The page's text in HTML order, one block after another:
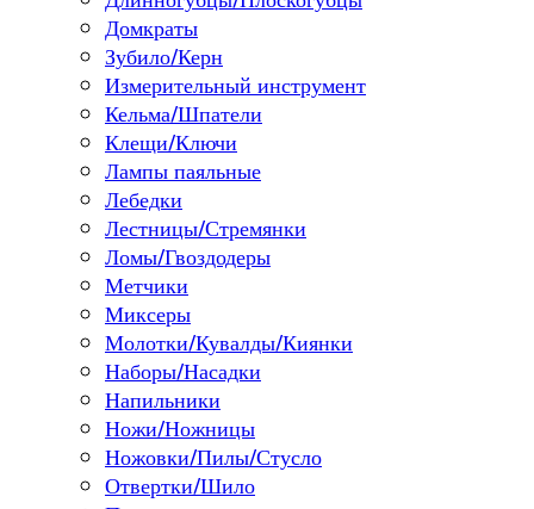
Домкраты
Зубило/Керн
Измерительный инструмент
Кельма/Шпатели
Клещи/Ключи
Лампы паяльные
Лебедки
Лестницы/Стремянки
Ломы/Гвоздодеры
Метчики
Миксеры
Молотки/Кувалды/Киянки
Наборы/Насадки
Напильники
Ножи/Ножницы
Ножовки/Пилы/Стусло
Отвертки/Шило